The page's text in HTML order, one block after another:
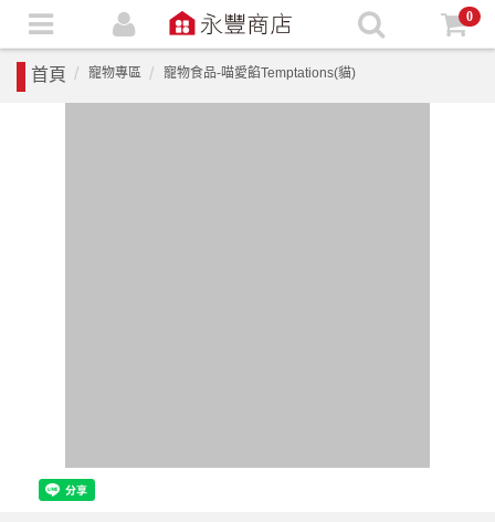
0
首頁 寵物專區 寵物食品-喵愛餡Temptations(貓)